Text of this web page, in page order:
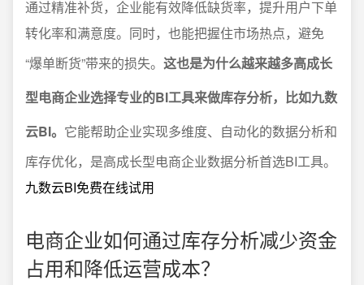
通过精准补货，企业能有效降低缺货率，提升用户下单
转化率和满意度。同时，也能把握住市场热点，避免
“爆单断货”带来的损失。 这也是为什么越来越多高成长
型电商企业选择专业的BI工具来做库存分析，比如九数
云BI。 它能帮助企业实现多维度、自动化的数据分析和
库存优化，是高成长型电商企业数据分析首选BI工具。
九数云BI免费在线试用
电商企业如何通过库存分析减少资金
占用和降低运营成本？